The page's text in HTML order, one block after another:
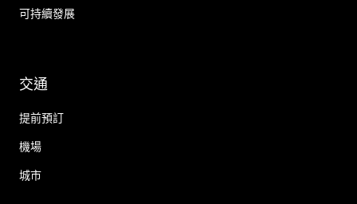
可持續發展
交通
提前預訂
機場
城市